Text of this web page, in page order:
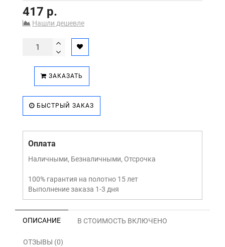
417 р.
Нашли дешевле
ЗАКАЗАТЬ
БЫСТРЫЙ ЗАКАЗ
Оплата
Наличными, Безналичными, Отсрочка
100% гарантия на полотно 15 лет
Выполнение заказа 1-3 дня
ОПИСАНИЕ В СТОИМОСТЬ ВКЛЮЧЕНО
ОТЗЫВЫ (0)